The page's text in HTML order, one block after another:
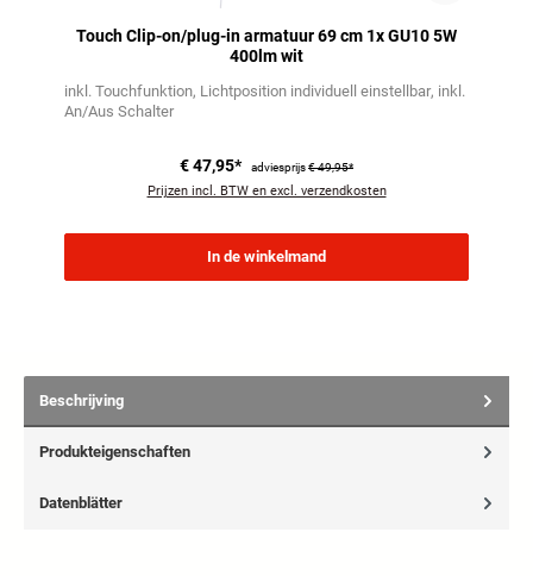
Touch Clip-on/plug-in armatuur 69 cm 1x GU10 5W
400lm wit
inkl. Touchfunktion Lichtposition individuell einstellbar inkl.
An/Aus Schalter
€ 47,95* adviesprijs€ 49,95*
Prijzen incl. BTW en excl. verzendkosten
In de winkelmand
Beschrijving
Produkteigenschaften
Datenblätter